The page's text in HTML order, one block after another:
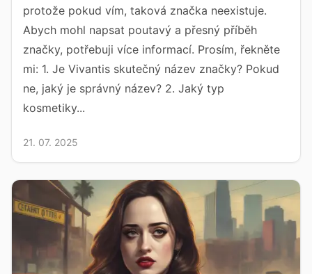
protože pokud vím, taková značka neexistuje.
Abych mohl napsat poutavý a přesný příběh
značky, potřebuji více informací. Prosím, řekněte
mi: 1. Je Vivantis skutečný název značky? Pokud
ne, jaký je správný název? 2. Jaký typ
kosmetiky...
21. 07. 2025